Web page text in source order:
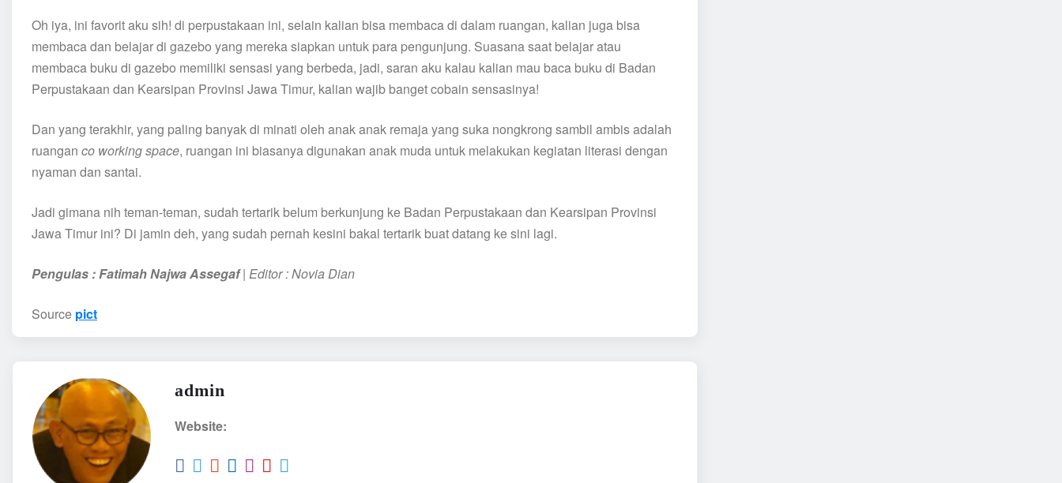
Oh iya, ini favorit aku sih! di perpustakaan ini, selain kalian bisa membaca di dalam ruangan, kalian juga bisa
membaca dan belajar di gazebo yang mereka siapkan untuk para pengunjung. Suasana saat belajar atau
membaca buku di gazebo memiliki sensasi yang berbeda, jadi, saran aku kalau kalian mau baca buku di Badan
Perpustakaan dan Kearsipan Provinsi Jawa Timur, kalian wajib banget cobain sensasinya!
Dan yang terakhir, yang paling banyak di minati oleh anak anak remaja yang suka nongkrong sambil ambis adalah
ruangan co working space, ruangan ini biasanya digunakan anak muda untuk melakukan kegiatan literasi dengan
nyaman dan santai.
Jadi gimana nih teman-teman, sudah tertarik belum berkunjung ke Badan Perpustakaan dan Kearsipan Provinsi
Jawa Timur ini? Di jamin deh, yang sudah pernah kesini bakal tertarik buat datang ke sini lagi.
Pengulas : Fatimah Najwa Assegaf| Editor : Novia Dian
Source pict
admin
Website: